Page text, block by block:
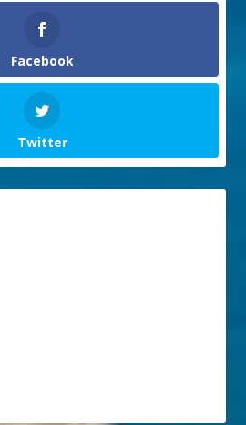
Facebook
Twitter